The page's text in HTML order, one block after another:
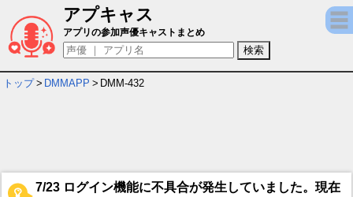
アプキャス
アライアンスセージ キャラ＆声優（CV）一
アプリの参加声優キャストまとめ
トップ > DMMAPP > DMM-432
7/23 ログイン機能に不具合が発生していました。現在